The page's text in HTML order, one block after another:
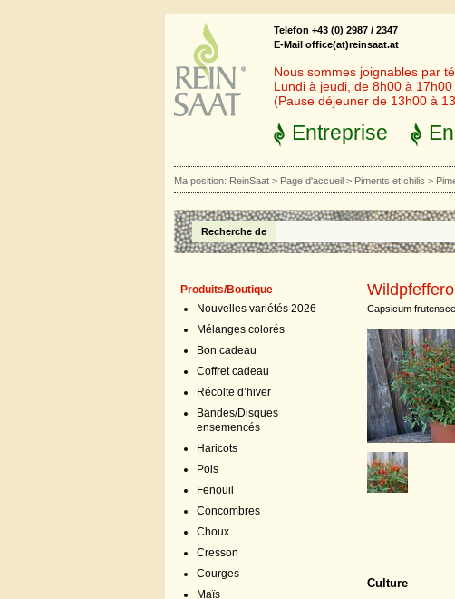
Telefon +43 (0) 2987 / 2347
E-Mail office(at)reinsaat.at
Nous sommes joignables par
Lundi à jeudi, de 8h00 à
(Pause déjeuner de 13h00 à
Entreprise
Ma position: ReinSaat > Page d'accueil > Piments et chilis >
Recherche de
Produits/Boutique
Nouvelles variétés 2026
Mélanges colorés
Bon cadeau
Coffret cadeau
Récolte d’hiver
Bandes/Disques
ensemencés
Haricots
Pois
Fenouil
Concombres
Choux
Cresson
Courges
Maïs
Capsicum
Culture